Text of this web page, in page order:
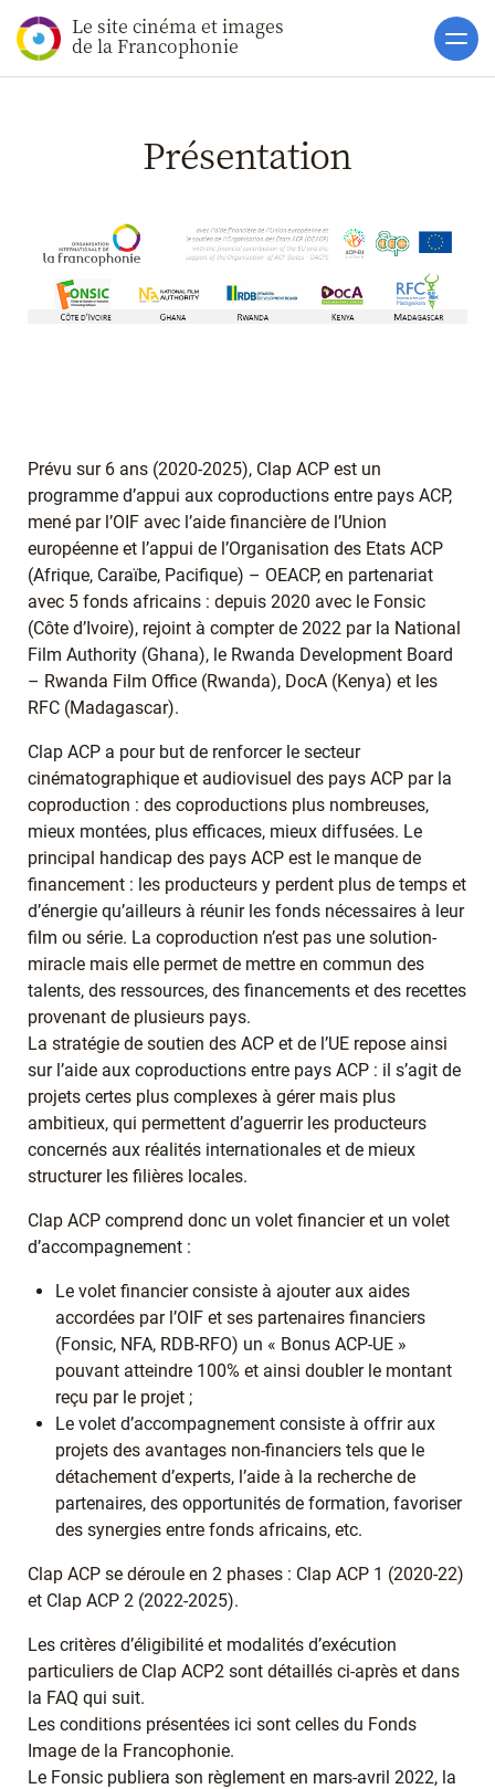
Le site cinéma et images
de la Francophonie Accueil
Soutiens
Clap ACP
Présentation
Accès pro
Présentation
Prévu sur 6 ans (2020-2025), Clap ACP est un
programme d’appui aux coproductions entre pays ACP,
mené par l’OIF avec l’aide financière de l’Union
européenne et l’appui de l’Organisation des Etats ACP
(Afrique, Caraïbe, Pacifique) – OEACP, en partenariat
avec 5 fonds africains : depuis 2020 avec le Fonsic
(Côte d’Ivoire), rejoint à compter de 2022 par la National
Film Authority (Ghana), le Rwanda Development Board
– Rwanda Film Office (Rwanda), DocA (Kenya) et les
RFC (Madagascar).
Clap ACP a pour but de renforcer le secteur
cinématographique et audiovisuel des pays ACP par la
coproduction : des coproductions plus nombreuses,
mieux montées, plus efficaces, mieux diffusées. Le
principal handicap des pays ACP est le manque de
financement : les producteurs y perdent plus de temps et
d’énergie qu’ailleurs à réunir les fonds nécessaires à leur
film ou série. La coproduction n’est pas une solution-
miracle mais elle permet de mettre en commun des
talents, des ressources, des financements et des recettes
provenant de plusieurs pays.
La stratégie de soutien des ACP et de l’UE repose ainsi
sur l’aide aux coproductions entre pays ACP : il s’agit de
projets certes plus complexes à gérer mais plus
ambitieux, qui permettent d’aguerrir les producteurs
concernés aux réalités internationales et de mieux
structurer les filières locales.
Clap ACP comprend donc un volet financier et un volet
d’accompagnement :
Le volet financier consiste à ajouter aux aides
accordées par l’OIF et ses partenaires financiers
(Fonsic, NFA, RDB-RFO) un « Bonus ACP-UE »
pouvant atteindre 100% et ainsi doubler le montant
reçu par le projet ;
Le volet d’accompagnement consiste à offrir aux
projets des avantages non-financiers tels que le
détachement d’experts, l’aide à la recherche de
partenaires, des opportunités de formation, favoriser
des synergies entre fonds africains, etc.
Clap ACP se déroule en 2 phases : Clap ACP 1 (2020-22)
et Clap ACP 2 (2022-2025).
Les critères d’éligibilité et modalités d’exécution
particuliers de Clap ACP2 sont détaillés ci-après et dans
la FAQ qui suit.
Les conditions présentées ici sont celles du Fonds
Image de la Francophonie.
Le Fonsic publiera son règlement en mars-avril 2022, la